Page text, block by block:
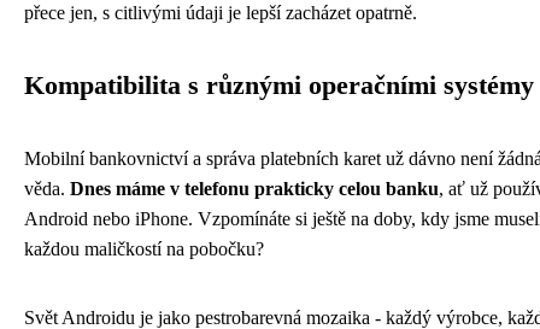
přece jen, s citlivými údaji je lepší zacházet opatrně.
Kompatibilita s různými operačními systémy
Mobilní bankovnictví a správa platebních karet už dávno není
věda. Dnes máme v telefonu prakticky celou banku, ať už
Android nebo iPhone. Vzpomínáte si ještě na doby, kdy jsme
každou maličkostí na pobočku?
Svět Androidu je jako pestrobarevná mozaika - každý výrobce,